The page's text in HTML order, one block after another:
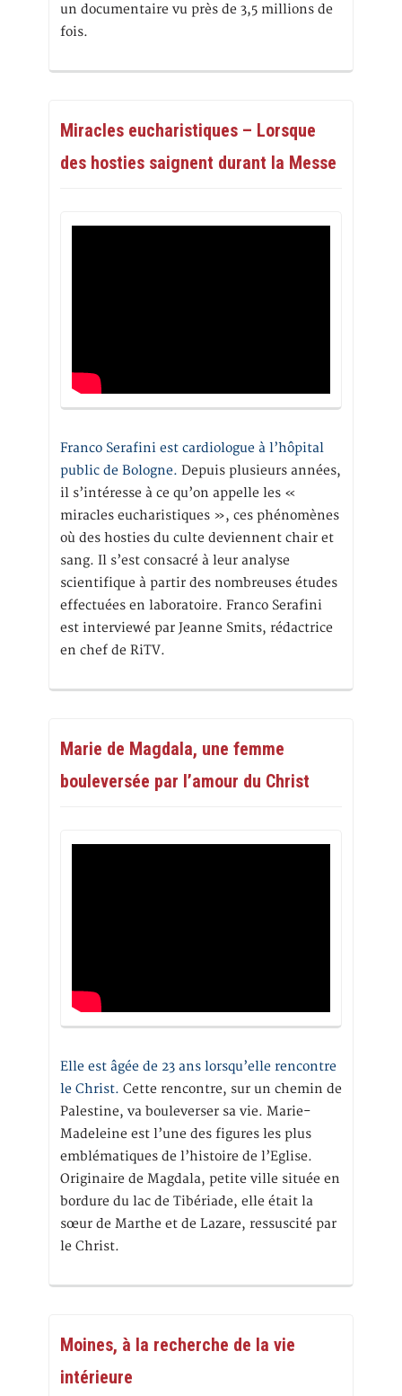
un documentaire vu près de 3,5 millions de
fois.
Miracles eucharistiques – Lorsque
des hosties saignent durant la Messe
Franco Serafini est cardiologue à l’hôpital
public de Bologne. Depuis plusieurs années,
il s’intéresse à ce qu’on appelle les «
miracles eucharistiques », ces phénomènes
où des hosties du culte deviennent chair et
sang. Il s’est consacré à leur analyse
scientifique à partir des nombreuses études
effectuées en laboratoire. Franco Serafini
est interviewé par Jeanne Smits, rédactrice
en chef de RiTV.
Marie de Magdala, une femme
bouleversée par l’amour du Christ
Elle est âgée de 23 ans lorsqu’elle rencontre
le Christ. Cette rencontre, sur un chemin de
Palestine, va bouleverser sa vie. Marie-
Madeleine est l’une des figures les plus
emblématiques de l’histoire de l’Eglise.
Originaire de Magdala, petite ville située en
bordure du lac de Tibériade, elle était la
sœur de Marthe et de Lazare, ressuscité par
le Christ.
Moines, à la recherche de la vie
intérieure